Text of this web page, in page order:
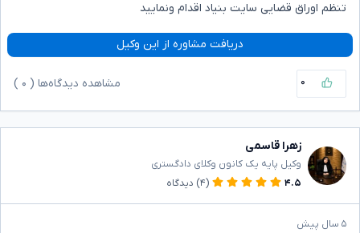
تنظم اوراق قضایی سایت بنیاد اقدام ونمایید
دریافت مشاوره از این وکیل
۰ مشاهده دیدگاه‌ها ( ۰
زهرا قاسمی
وکیل پایه یک کانون وکلای دادگستری
۴.۵
(۴) دیدگاه
۵ سال پیش